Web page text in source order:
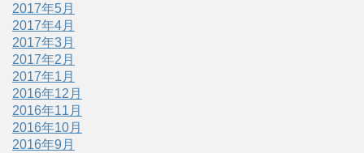
2017年5月
2017年4月
2017年3月
2017年2月
2017年1月
2016年12月
2016年11月
2016年10月
2016年9月